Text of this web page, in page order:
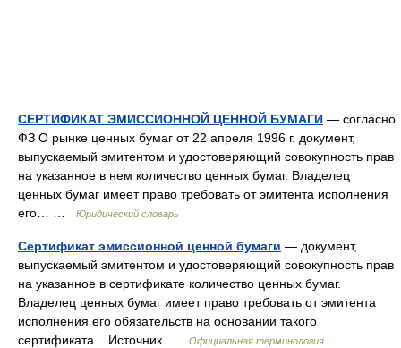
СЕРТИФИКАТ ЭМИССИОННОЙ ЦЕННОЙ БУМАГИ — согласно
ФЗ О рынке ценных бумаг от 22 апреля 1996 г. документ,
выпускаемый эмитентом и удостоверяющий совокупность прав
на указанное в нем количество ценных бумаг. Владелец
ценных бумаг имеет право требовать от эмитента исполнения
его… …
Юридический словарь
Сертификат эмиссионной ценной бумаги — документ,
выпускаемый эмитентом и удостоверяющий совокупность прав
на указанное в сертификате количество ценных бумаг.
Владелец ценных бумаг имеет право требовать от эмитента
исполнения его обязательств на основании такого
сертификата... Источник …
Официальная терминология